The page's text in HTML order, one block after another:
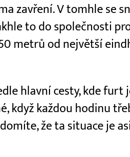
zavření. V tomhle se
to do společnosti
metrů od největší
hlavní cesty, kde furt
když každou hodinu
že ta situace je